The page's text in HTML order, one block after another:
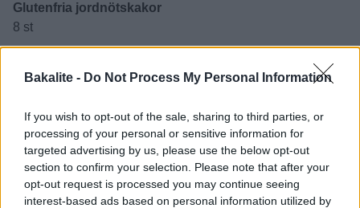
Bakalite - Do Not Process My Personal Information
If you wish to opt-out of the sale, sharing to third parties, or
processing of your personal or sensitive information for
targeted advertising by us, please use the below opt-out
section to confirm your selection. Please note that after your
opt-out request is processed you may continue seeing
interest-based ads based on personal information utilized by
Glutenfria jordnötskakor
8 st
3/4 dl jordnötssmör
3/4 dl farinsocker, mjukt
3 dl mandelmjöl
1 st ägg
1 tsk bakpulver
½ tsk salt